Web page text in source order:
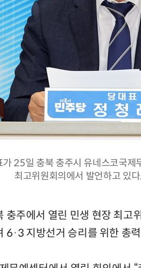
25일 충북 충주시 유네스코국
최고위원회의에서 발언하고 있
충주에서 열린 민생 현장 최고
6·3 지방선거 승리를 위한 총